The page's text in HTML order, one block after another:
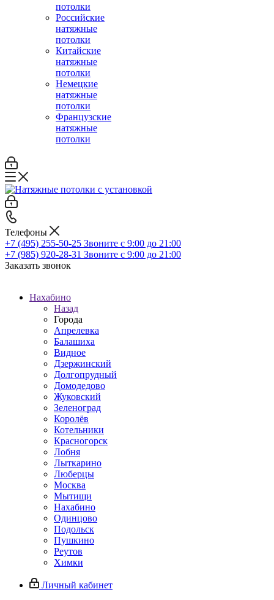
потолки
Российские
натяжные
потолки
Китайские
натяжные
потолки
Немецкие
натяжные
потолки
Французские
натяжные
потолки
Телефоны
+7 (495) 255-50-25 Звоните с 9:00 до 21:00
+7 (985) 920-28-31 Звоните с 9:00 до 21:00
Заказать звонок
Нахабино
Назад
Города
Апрелевка
Балашиха
Видное
Дзержинский
Долгопрудный
Домодедово
Жуковский
Зеленоград
Королёв
Котельники
Красногорск
Лобня
Лыткарино
Люберцы
Москва
Мытищи
Нахабино
Одинцово
Подольск
Пушкино
Реутов
Химки
Личный кабинет